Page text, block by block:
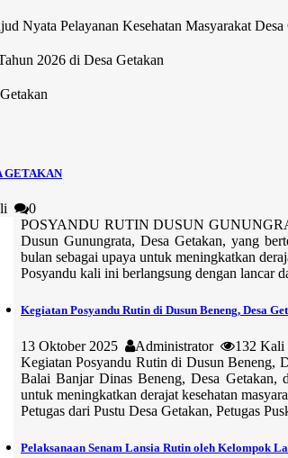
Nyata Pelayanan Kesehatan Masyarakat Desa
2026 di Desa Getakan
GETAKAN
0
POSYANDU RUTIN DUSUN
Dusun Gunungrata, Desa Getakan, yang
bulan sebagai upaya untuk meningkatkan
Posyandu kali ini berlangsung dengan lancar
Kegiatan Posyandu Rutin di Dusun Beneng, Desa
13 Oktober 2025 Administrator 132 Kali
Kegiatan Posyandu Rutin di Dusun Beneng,
Balai Banjar Dinas Beneng, Desa Getakan,
untuk meningkatkan derajat kesehatan
Petugas dari Pustu Desa Getakan, Petugas
Pelaksanaan Senam Lansia Rutin oleh Kelompok